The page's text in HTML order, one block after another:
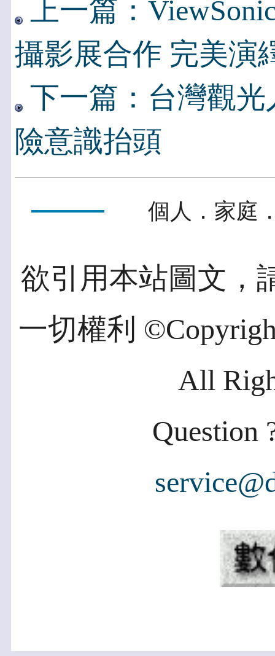
上一篇：
攝影展合作 完美演
下一篇：台灣觀
險意識抬頭
個人．家庭
欲引用本站圖文，
一切權利
All
Question